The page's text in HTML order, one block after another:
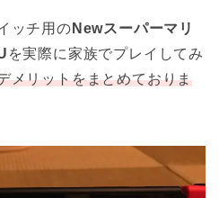
ッチ用の Newスーパーマリ
を実際に家族でプレイしてみ
メリットをまとめておりま